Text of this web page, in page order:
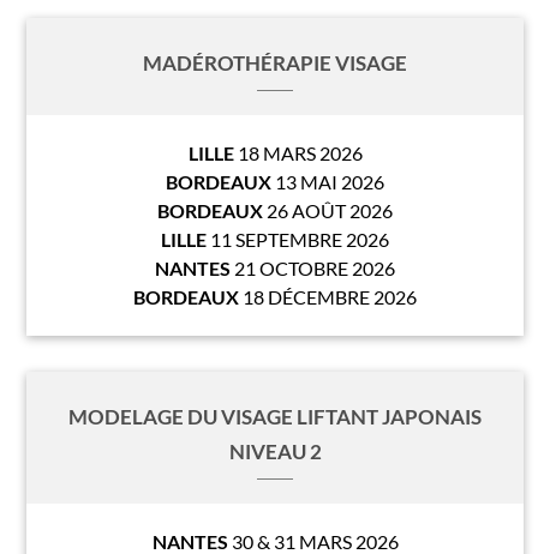
MADÉROTHÉRAPIE VISAGE
LILLE 18 MARS 2026
BORDEAUX 13 MAI 2026
BORDEAUX 26 AOÛT 2026
LILLE 11 SEPTEMBRE 2026
NANTES 21 OCTOBRE 2026
BORDEAUX 18 DÉCEMBRE 2026
MODELAGE DU VISAGE LIFTANT JAPONAIS
NIVEAU 2
NANTES 30 & 31 MARS 2026